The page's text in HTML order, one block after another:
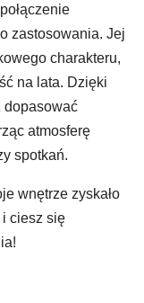
zastosowania. Jej
charakteru,
na lata. Dzięki
dopasować
atmosferę
spotkań.
wnętrze zyskało
i ciesz się